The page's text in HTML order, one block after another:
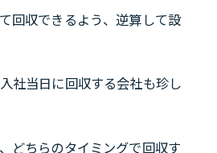
回収できるよう、逆算して設
社当日に回収する会社も珍し
どちらのタイミングで回収す